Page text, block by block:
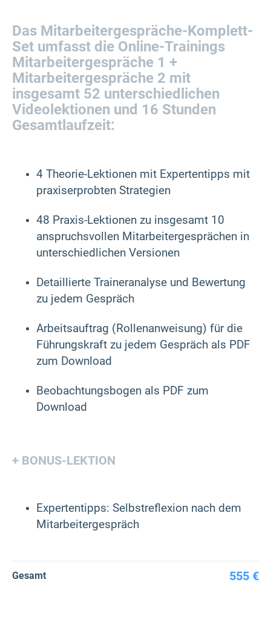
Das Mitarbeitergespräche-Komplett-
Set umfasst die Online-Trainings
Mitarbeitergespräche 1 +
Mitarbeitergespräche 2 mit
insgesamt 52 unterschiedlichen
Videolektionen und 16 Stunden
Gesamtlaufzeit:
4 Theorie-Lektionen mit Expertentipps mit
praxiserprobten Strategien
48 Praxis-Lektionen zu insgesamt 10
anspruchsvollen Mitarbeitergesprächen in
unterschiedlichen Versionen
Detaillierte Traineranalyse und Bewertung
zu jedem Gespräch
Arbeitsauftrag (Rollenanweisung) für die
Führungskraft zu jedem Gespräch als PDF
zum Download
Beobachtungsbogen als PDF zum
Download
+ BONUS-LEKTION
Expertentipps: Selbstreflexion nach dem
Mitarbeitergespräch
Gesamt 555 €